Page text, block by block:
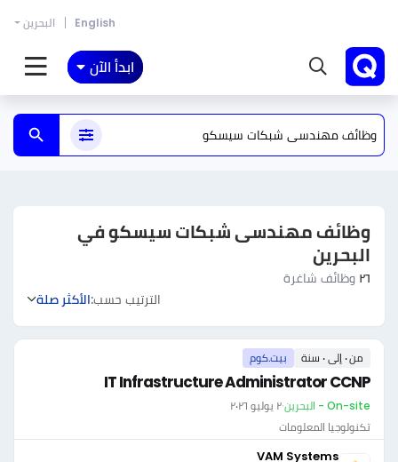
English البحرين
ابدأ الآن
وظائف مهندسى شبكات سيسكو في
البحرين
٢٦ وظائف شاغرة
الترتيب حسب:الأكثر صلة
من ٠ إلى ٠ سنة بيت.كوم
IT Infrastructure Administrator CCNP
On-site - البحرين ·٢ يوليو ٢٠٢٦
تكنولوجيا المعلومات
VAM Systems